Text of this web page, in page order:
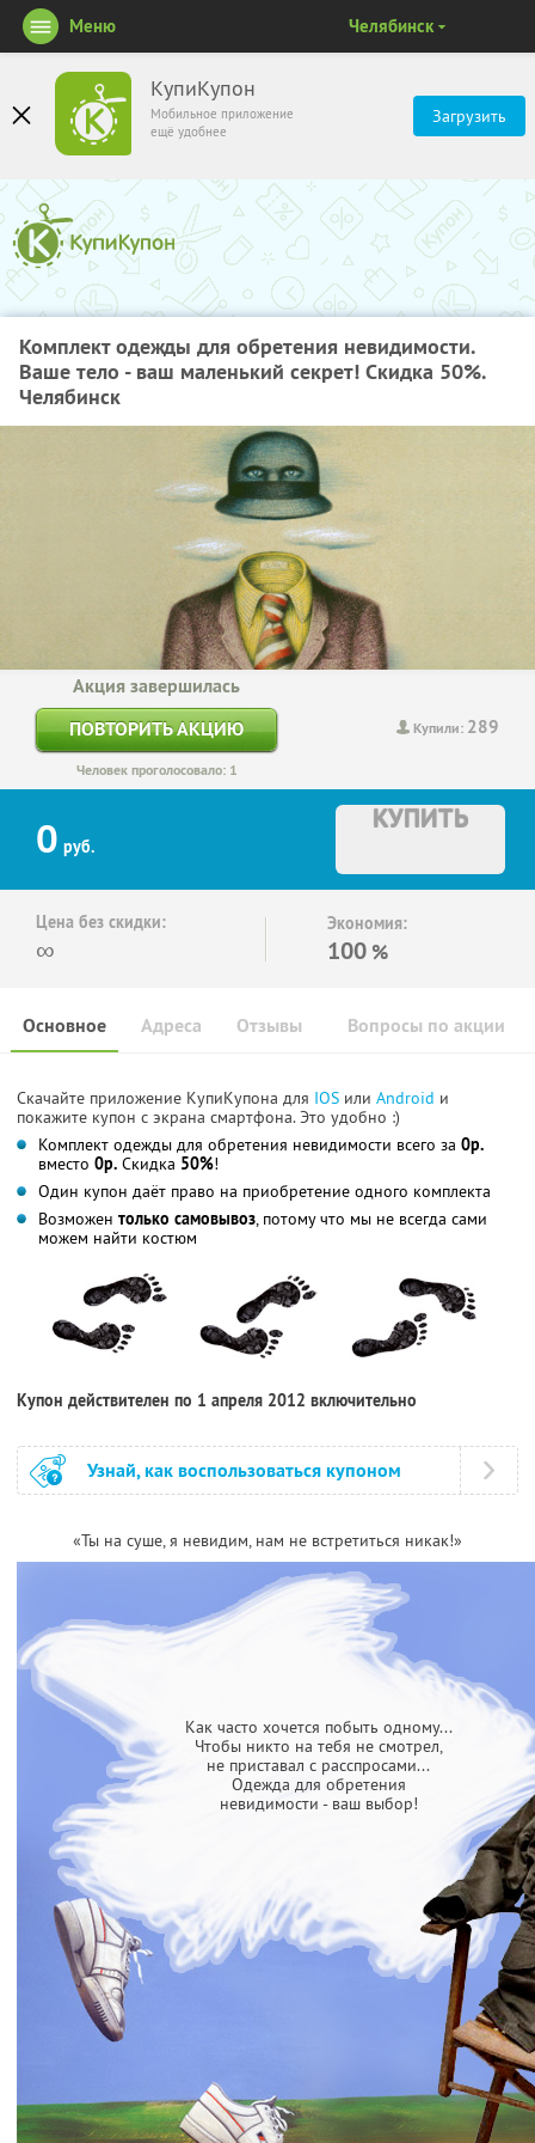
КупиКупон
Мобильное приложение
ещё удобнее
Загрузить
Меню Челябинск
Комплект одежды для обретения невидимости.
Ваше тело - ваш маленький секрет! Скидка 50%.
Челябинск
Купили: 289
Акция завершилась
ПОВТОРИТЬ АКЦИЮ
Человек проголосовало: 1
0 руб.
КУПИТЬ
Цена без скидки:
∞
Экономия:
100 %
Основное Отзывы Вопросы по акции
Адреса
Скачайте приложение КупиКупона для IOS или Android и
покажите купон с экрана смартфона. Это удобно :)
Комплект одежды для обретения невидимости всего за 0р.
вместо 0р. Скидка 50%!
Один купон даёт право на приобретение одного комплекта
Возможен только самовывоз, потому что мы не всегда сами
можем найти костюм
Купон действителен по 1 апреля 2012 включительно
Узнай, как воспользоваться купоном
«Ты на суше, я невидим, нам не встретиться никак!»
Как часто хочется побыть одному...
Чтобы никто на тебя не смотрел,
не приставал с расспросами...
Одежда для обретения
невидимости - ваш выбор!